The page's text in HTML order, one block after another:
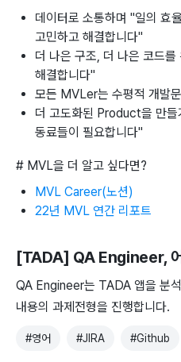
데이터로 소통하며 "일의 효
고민하고 해결합니다"
더 나은 구조, 더 나은 코드
해결합니다"
모든 MVLer는 수평적 개발
더 고도화된 Product을 만들
동료들이 필요합니다"
# MVL을 더 알고 싶다면?
MVL Career(노션)
22년 MVL 연간 리포트
[TADA] QA Engineer,
QA Engineer는 TADA 앱을 분
내용의 과제전형을 진행합니다.
#영어 #JIRA #Github